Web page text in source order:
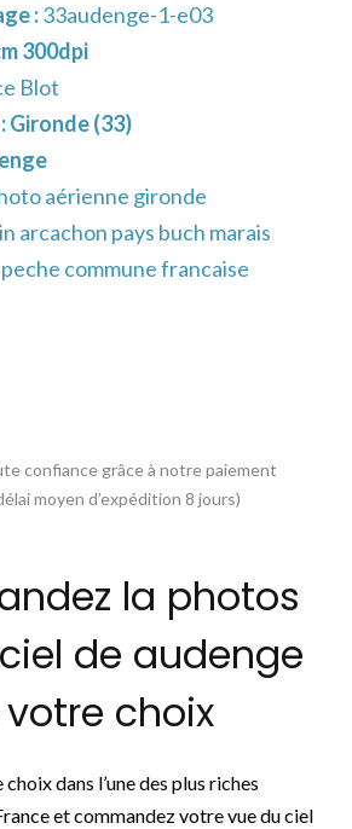
:33audenge-1-e03
300dpi
Blot
Gironde (33)
aérienne gironde
arcachon pays buch marais
commune francaise
confiance grâce à notre paiement
moyen d’expédition 8 jours)
la photos
de audenge
choix
dans l’une des plus riches
et commandez votre vue du ciel